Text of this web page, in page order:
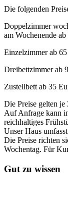
Die folgenden
Doppelzimmer
am Wochenende
Einzelzimmer ab
Dreibettzimmer ab
Zustellbett ab 35
Die Preise gelten
Auf Anfrage kann
reichhaltiges
Unser Haus
Die Preise richten
Wochentag. Für
Gut zu wissen